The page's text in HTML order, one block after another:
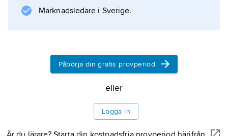
Marknadsledare i Sverige.
Påbörja din gratis provperiod
eller
Logga in